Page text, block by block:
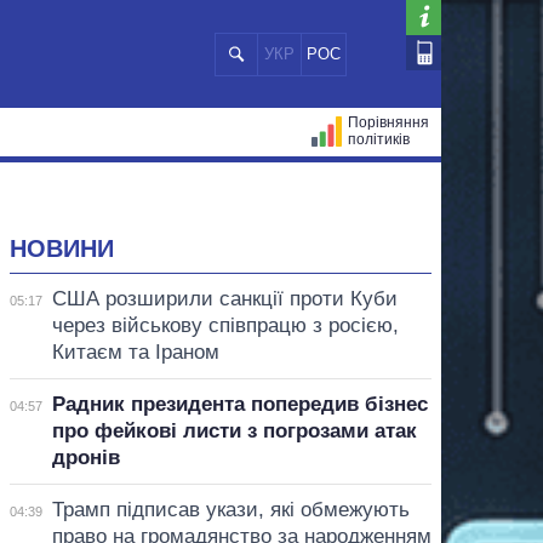
УКР РОС
Порівняння
політиків
НОВИНИ
05:17
США розширили санкції проти Куби
через військову співпрацю з росією,
Китаєм та Іраном
04:57
Радник президента попередив бізнес
про фейкові листи з погрозами атак
дронів
04:39
Трамп підписав укази, які обмежують
право на громадянство за народженням